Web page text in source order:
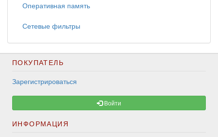
Оперативная память
Сетевые фильтры
ПОКУПАТЕЛЬ
Зарегистрироваться
Войти
ИНФОРМАЦИЯ